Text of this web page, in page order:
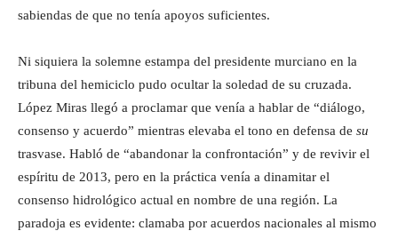
sabiendas de que no tenía apoyos suficientes.
Ni siquiera la solemne estampa del presidente murciano en la
tribuna del hemiciclo pudo ocultar la soledad de su cruzada.
López Miras llegó a proclamar que venía a hablar de “diálogo,
consenso y acuerdo” mientras elevaba el tono en defensa de su
trasvase. Habló de “abandonar la confrontación” y de revivir el
espíritu de 2013, pero en la práctica venía a dinamitar el
consenso hidrológico actual en nombre de una región. La
paradoja es evidente: clamaba por acuerdos nacionales al mismo